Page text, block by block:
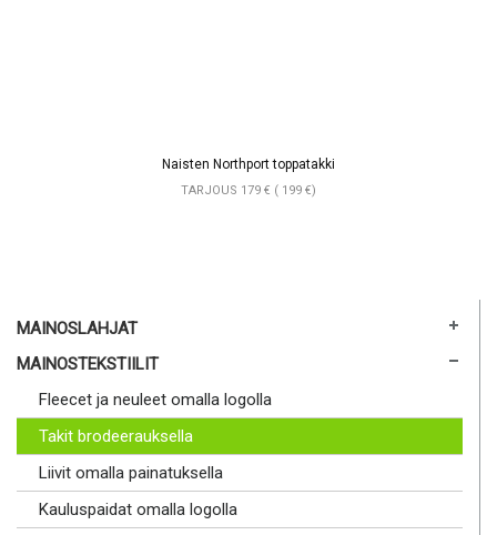
Naisten Northport toppatakki
TARJOUS 179 € ( 199 €)
MAINOSLAHJAT
MAINOSTEKSTIILIT
Fleecet ja neuleet omalla logolla
Takit brodeerauksella
Liivit omalla painatuksella
Kauluspaidat omalla logolla